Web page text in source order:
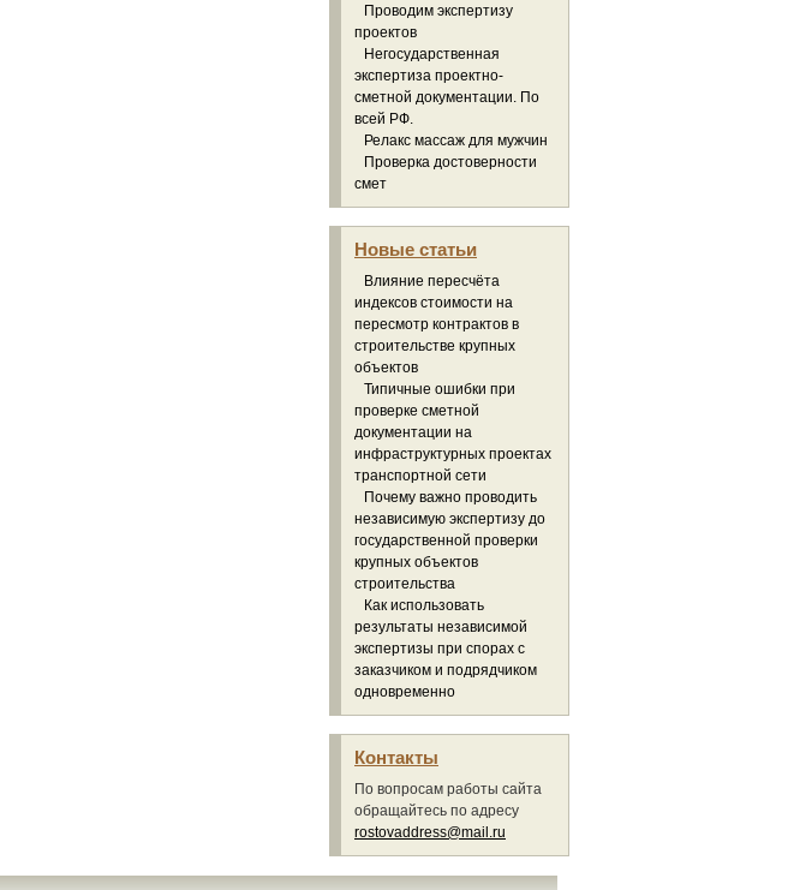
Проводим экспертизу
проектов
Негосударственная
экспертиза проектно-
сметной документации. По
всей РФ.
Релакс массаж для мужчин
Проверка достоверности
смет
Новые статьи
Влияние пересчёта
индексов стоимости на
пересмотр контрактов в
строительстве крупных
объектов
Типичные ошибки при
проверке сметной
документации на
инфраструктурных проектах
транспортной сети
Почему важно проводить
независимую экспертизу до
государственной проверки
крупных объектов
строительства
Как использовать
результаты независимой
экспертизы при спорах с
заказчиком и подрядчиком
одновременно
Контакты
По вопросам работы сайта
обращайтесь по адресу
rostovaddress@mail.ru